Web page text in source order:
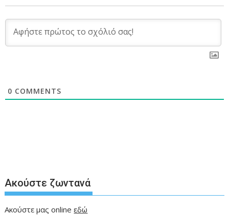
0 COMMENTS
Ακούστε ζωντανά
Ακούστε μας onlineεδώ